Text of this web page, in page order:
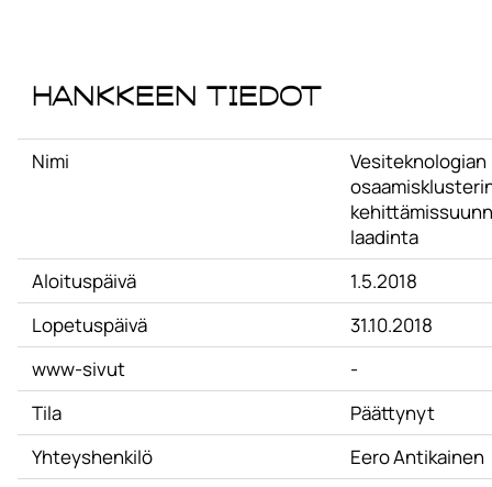
Hankkeen tiedot
Nimi
Vesiteknologian
laadinta
Aloituspäivä
1.5.2018
Lopetuspäivä
31.10.2018
www-sivut
-
Tila
Päättynyt
Yhteyshenkilö
Eero Antikainen